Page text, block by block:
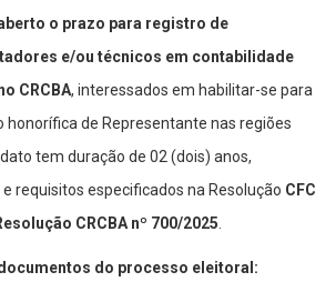
o prazo para registro de
e/ou técnicos em contabilidade
CRCBA, interessados em habilitar-se para
honorífica de Representante nas regiões
tem duração de 02 (dois) anos,
requisitos especificados na Resolução CFC
CRCBA nº 700/2025
do processo eleitoral: